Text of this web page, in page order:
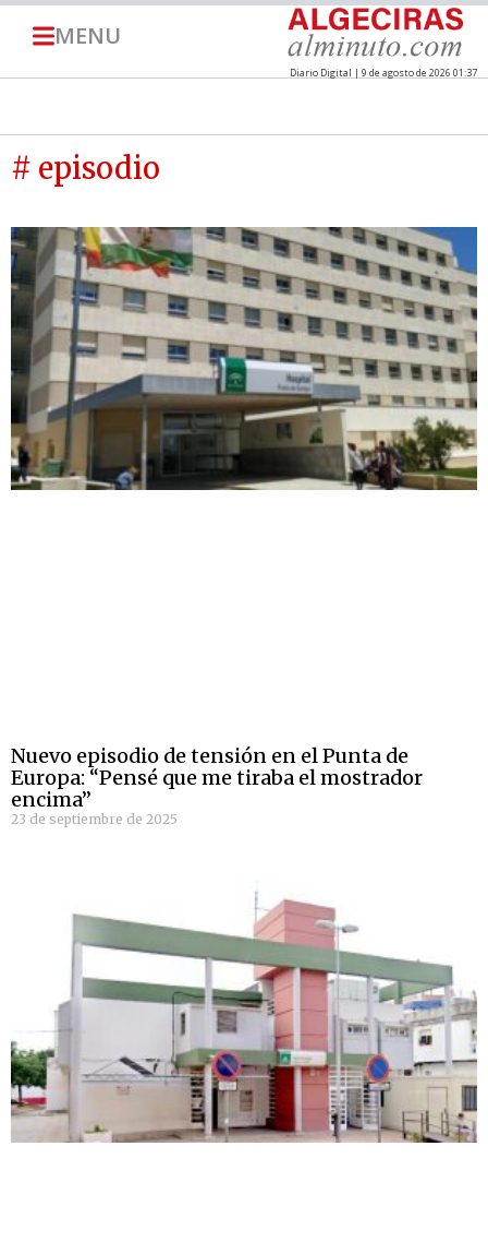
MENU
Diario Digital | 9 de agosto de 2026 01:37
# episodio
Nuevo episodio de tensión en el Punta de
Europa: “Pensé que me tiraba el mostrador
encima”
23 de septiembre de 2025